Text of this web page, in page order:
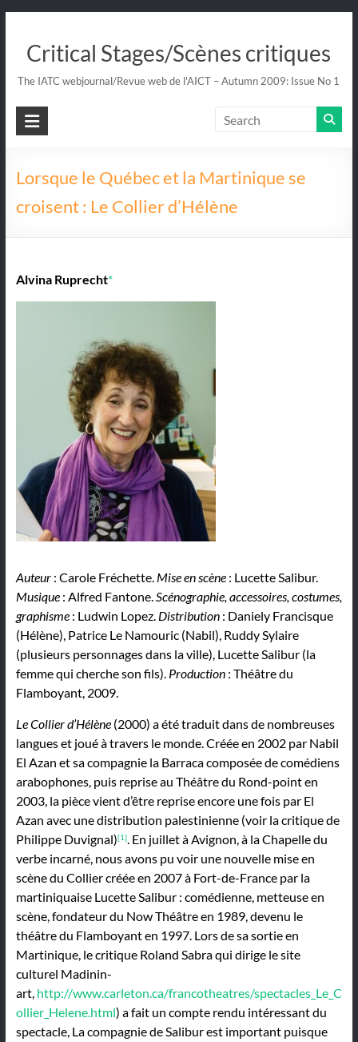
content
Critical Stages/Scènes critiques
The IATC webjournal/Revue web de l'AICT – Autumn 2009: Issue No 1
Lorsque le Québec et la Martinique se
croisent : Le Collier d’Hélène
Alvina Ruprecht*
Auteur : Carole Fréchette. Mise en scène: Lucette Salibur.
Musique: Alfred Fantone.Scénographie, accessoires, costumes,
graphisme : Ludwin Lopez. Distribution: Daniely Francisque
(Hélène), Patrice Le Namouric (Nabil), Ruddy Sylaire
(plusieurs personnages dans la ville), Lucette Salibur (la
femme qui cherche son fils). Production: Théâtre du
Flamboyant, 2009.
Le Collier d’Hélène(2000) a été traduit dans de nombreuses
langues et joué à travers le monde. Créée en 2002 par Nabil
El Azan et sa compagnie la Barraca composée de comédiens
arabophones, puis reprise au Théâtre du Rond-point en
2003, la pièce vient d’être reprise encore une fois par El
Azan avec une distribution palestinienne (voir la critique de
Philippe Duvignal)[1]. En juillet à Avignon, à la Chapelle du
verbe incarné, nous avons pu voir une nouvelle mise en
scène du Collier créée en 2007 à Fort-de-France par la
martiniquaise Lucette Salibur : comédienne, metteuse en
scène, fondateur du Now Théâtre en 1989, devenu le
théâtre du Flamboyant en 1997. Lors de sa sortie en
Martinique, le critique Roland Sabra qui dirige le site
culturel Madinin-
art, http://www.carleton.ca/francotheatres/spectacles_Le_C
ollier_Helene.html) a fait un compte rendu intéressant du
spectacle, La compagnie de Salibur est important puisque